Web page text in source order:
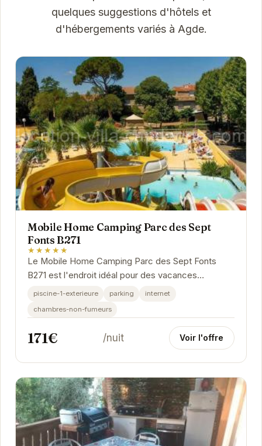
quelques suggestions d'hôtels et
d'hébergements variés à Agde.
Mobile Home Camping Parc des Sept
Fonts B271
★★★★★
Le Mobile Home Camping Parc des Sept Fonts
B271 est l'endroit idéal pour des vacances
relaxantes. Avec une piscine extérieure, un parking
piscine-1-exterieure parking
internet
chambres-non-fumeurs
171€ /nuit Voir l'offre